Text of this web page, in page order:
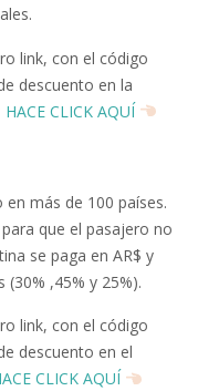
link, con el código
descuento en la
HACE CLICK AQUÍ
más de 100 países.
que el pasajero no
se paga en AR$ y
(30% ,45% y 25%).
link, con el código
descuento en el
CLICK AQUÍ